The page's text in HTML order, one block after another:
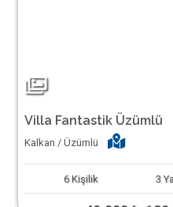
Villa Fantastik Üzümlü
Kalkan / Üzümlü
6 Kişilik 3